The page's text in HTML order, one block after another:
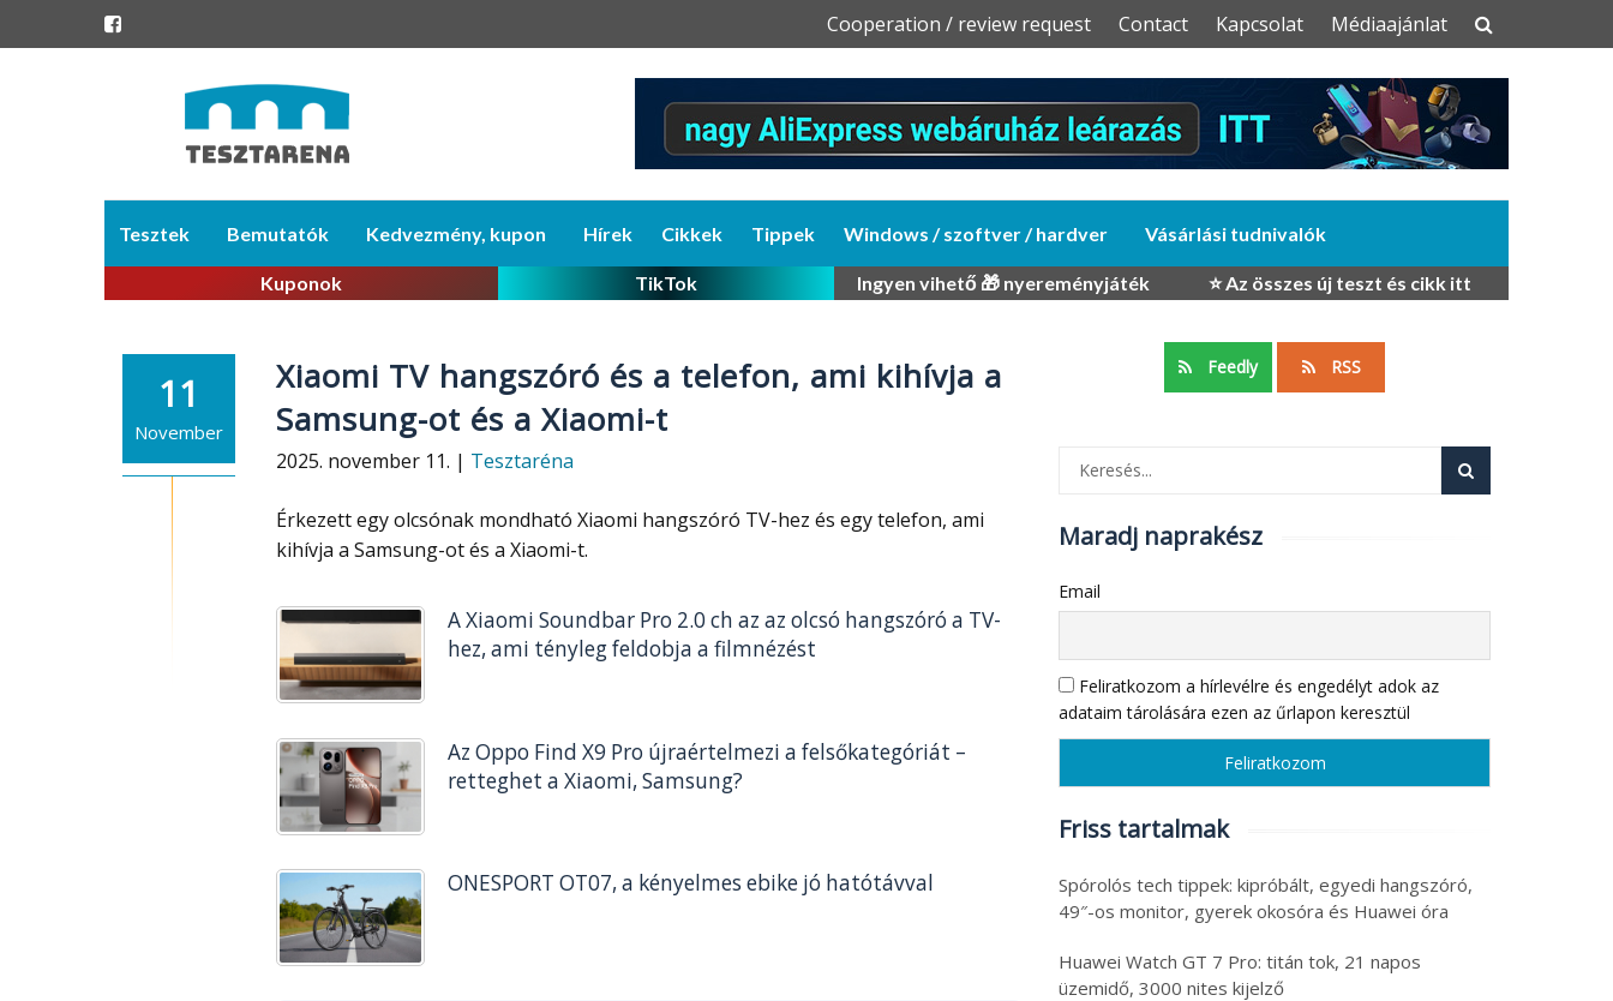
Skip
Cooperation / review request Contact Kapcsolat Médiaajánlat
content
Tesztek Bemutatók Kedvezmény, kupon Hírek Cikkek Tippek Windows / szoftver / hardver Vásárlási tudnivalók
Kuponok TikTok Ingyen vihető 🎁 nyereményjáték ⭐ Az összes új teszt és cikk itt
11
November
Xiaomi TV hangszóró és a telefon, ami kihívja a
Samsung-ot és a Xiaomi-t
2025. november 11. | Tesztaréna
Érkezett egy olcsónak mondható Xiaomi hangszóró TV-hez és egy telefon, ami
kihívja a Samsung-ot és a Xiaomi-t.
A Xiaomi Soundbar Pro 2.0 ch az az olcsó hangszóró a TV-
hez, ami tényleg feldobja a filmnézést
Az Oppo Find X9 Pro újraértelmezi a felsőkategóriát –
retteghet a Xiaomi, Samsung?
ONESPORT OT07, a kényelmes ebike jó hatótávval
Feedly RSS
Maradj naprakész
Email
Feliratkozom a hírlevélre és engedélyt adok az
adataim tárolására ezen az űrlapon keresztül
Friss tartalmak
Spórolós tech tippek: kipróbált, egyedi hangszóró,
49″-os monitor, gyerek okosóra és Huawei óra
Huawei Watch GT 7 Pro: titán tok, 21 napos
üzemidő, 3000 nites kijelző